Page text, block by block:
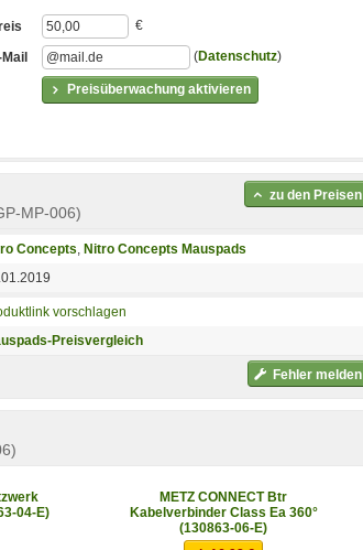
Preisüberwachung aktivieren
€
Mail (Datenschutz)
MP-006)
zu den Preisen
Concepts, Nitro Concepts Mauspads
vorschlagen
Preisvergleich
Fehler melden
04-E)
METZ CONNECT Btr
Kabelverbinder Class Ea 360°
(130863-06-E)